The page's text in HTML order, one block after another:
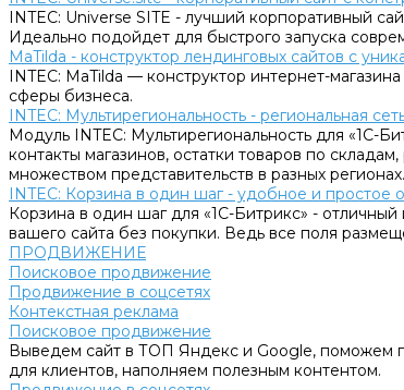
INTEC: Universe SITE - лучший корпоративный
Идеально подойдет для быстрого запуска
MaTilda - конструктор лендинговых сайтов с
INTEC: MaTilda — конструктор интернет-
сферы бизнеса.
INTEC: Мультирегиональность - региональная
Модуль INTEC: Мультирегиональность для «1С-
контакты магазинов, остатки товаров по
множеством представительств в разных регионах.
INTEC: Корзина в один шаг - удобное и простое
Корзина в один шаг для «1С-Битрикс» -
вашего сайта без покупки. Ведь все поля
ПРОДВИЖЕНИЕ
Поисковое продвижение
Продвижение в соцсетях
Контекстная реклама
Поисковое продвижение
Выведем сайт в ТОП Яндекс и Google, поможем
для клиентов, наполняем полезным контентом.